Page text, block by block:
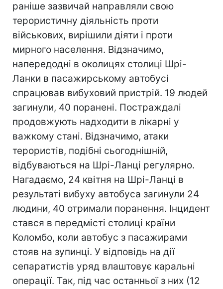
раніше зазвичай направляли свою
терористичну діяльність проти
військових, вирішили діяти і проти
мирного населення. Відзначимо,
напередодні в околицях столиці Шрі-
Ланки в пасажирському автобусі
спрацював вибуховий пристрій. 19 людей
загинули, 40 поранені. Постраждалі
продовжують надходити в лікарні у
важкому стані. Відзначимо, атаки
терористів, подібні сьогоднішній,
відбуваються на Шрі-Ланці регулярно.
Нагадаємо, 24 квітня на Шрі-Ланці в
результаті вибуху автобуса загинули 24
людини, 40 отримали поранення. Інцидент
стався в передмісті столиці країни
Коломбо, коли автобус з пасажирами
стояв на зупинці. У відповідь на дії
сепаратистів уряд влаштовує каральні
операції. Так, під час останньої з них (12